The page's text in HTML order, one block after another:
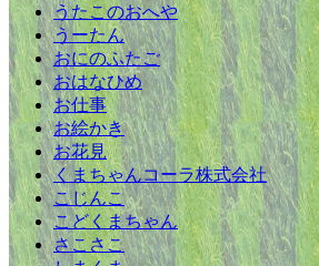
うたこのおへや
うーたん
おにのふたご
おはなひめ
お仕事
お絵かき
お花見
くまちゃんコーラ株式会社
こじんこ
こどくまちゃん
さこさこ